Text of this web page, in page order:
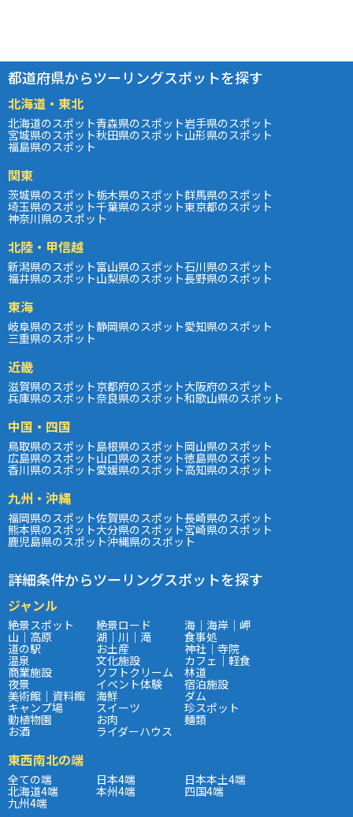
都道府県からツーリングスポットを探す
北海道・東北
北海道のスポット青森県のスポット岩手県のスポット
宮城県のスポット秋田県のスポット山形県のスポット
福島県のスポット
関東
茨城県のスポット栃木県のスポット群馬県のスポット
埼玉県のスポット千葉県のスポット東京都のスポット
神奈川県のスポット
北陸・甲信越
新潟県のスポット富山県のスポット石川県のスポット
福井県のスポット山梨県のスポット長野県のスポット
東海
岐阜県のスポット静岡県のスポット愛知県のスポット
三重県のスポット
近畿
滋賀県のスポット京都府のスポット大阪府のスポット
兵庫県のスポット奈良県のスポット和歌山県のスポット
中国・四国
鳥取県のスポット島根県のスポット岡山県のスポット
広島県のスポット山口県のスポット徳島県のスポット
香川県のスポット愛媛県のスポット高知県のスポット
九州・沖縄
福岡県のスポット佐賀県のスポット長崎県のスポット
熊本県のスポット大分県のスポット宮崎県のスポット
鹿児島県のスポット沖縄県のスポット
詳細条件からツーリングスポットを探す
ジャンル
絶景スポット 絶景ロード 海｜海岸｜岬
山｜高原 湖｜川｜滝 食事処
道の駅 お土産 神社｜寺院
温泉 文化施設 カフェ｜軽食
商業施設 ソフトクリーム 林道
夜景 イベント体験 宿泊施設
美術館｜資料館 海鮮 ダム
キャンプ場 スイーツ 珍スポット
動植物園 お肉 麺類
お酒 ライダーハウス
東西南北の端
全ての端 日本4端 日本本土4端
北海道4端 本州4端 四国4端
九州4端